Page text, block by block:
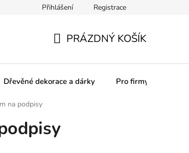
Pro firmy Obchodní podmínky
Přihlášení Registrace
KOŠÍK
PRÁZDNÝ KOŠÍK
Dřevěné dekorace a dárky Pro firmy
na podpisy